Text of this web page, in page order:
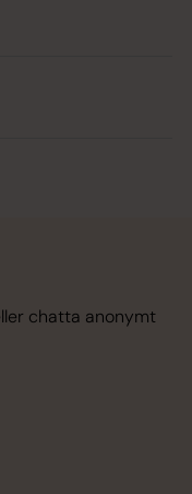
chatta anonymt